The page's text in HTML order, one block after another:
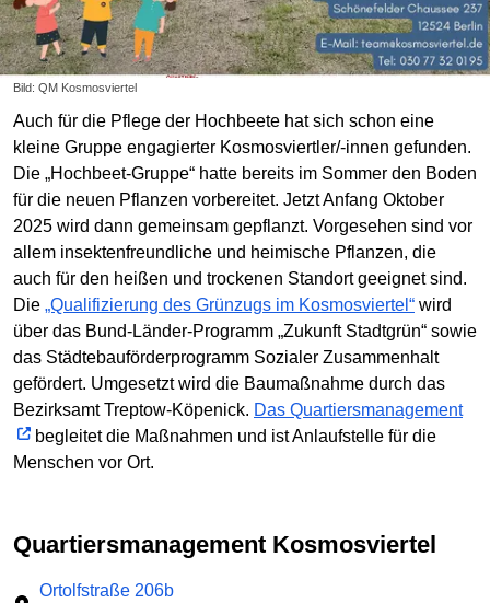
Bild: QM Kosmosviertel
Auch für die Pflege der Hochbeete hat sich schon eine
kleine Gruppe engagierter Kosmosviertler/-innen gefunden.
Die „Hochbeet-Gruppe“ hatte bereits im Sommer den Boden
für die neuen Pflanzen vorbereitet. Jetzt Anfang Oktober
2025 wird dann gemeinsam gepflanzt. Vorgesehen sind vor
allem insektenfreundliche und heimische Pflanzen, die
auch für den heißen und trockenen Standort geeignet sind.
Die „Qualifizierung des Grünzugs im Kosmosviertel“ wird
über das Bund-Länder-Programm „Zukunft Stadtgrün“ sowie
das Städtebauförderprogramm Sozialer Zusammenhalt
gefördert. Umgesetzt wird die Baumaßnahme durch das
Bezirksamt Treptow-Köpenick. Das Quartiersmanagement
begleitet die Maßnahmen und ist Anlaufstelle für die
Menschen vor Ort.
Quartiersmanagement Kosmosviertel
Ortolfstraße 206b